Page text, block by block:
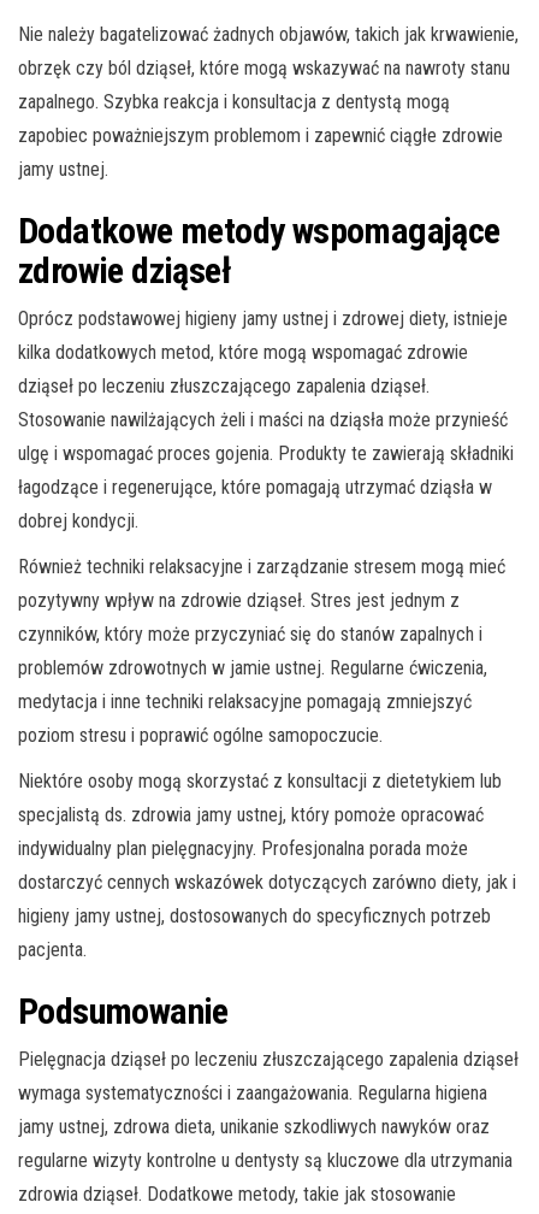
Nie należy bagatelizować żadnych objawów, takich jak krwawienie,
obrzęk czy ból dziąseł, które mogą wskazywać na nawroty stanu
zapalnego. Szybka reakcja i konsultacja z dentystą mogą
zapobiec poważniejszym problemom i zapewnić ciągłe zdrowie
jamy ustnej.
Dodatkowe metody wspomagające
zdrowie dziąseł
Oprócz podstawowej higieny jamy ustnej i zdrowej diety, istnieje
kilka dodatkowych metod, które mogą wspomagać zdrowie
dziąseł po leczeniu złuszczającego zapalenia dziąseł.
Stosowanie nawilżających żeli i maści na dziąsła może przynieść
ulgę i wspomagać proces gojenia. Produkty te zawierają składniki
łagodzące i regenerujące, które pomagają utrzymać dziąsła w
dobrej kondycji.
Również techniki relaksacyjne i zarządzanie stresem mogą mieć
pozytywny wpływ na zdrowie dziąseł. Stres jest jednym z
czynników, który może przyczyniać się do stanów zapalnych i
problemów zdrowotnych w jamie ustnej. Regularne ćwiczenia,
medytacja i inne techniki relaksacyjne pomagają zmniejszyć
poziom stresu i poprawić ogólne samopoczucie.
Niektóre osoby mogą skorzystać z konsultacji z dietetykiem lub
specjalistą ds. zdrowia jamy ustnej, który pomoże opracować
indywidualny plan pielęgnacyjny. Profesjonalna porada może
dostarczyć cennych wskazówek dotyczących zarówno diety, jak i
higieny jamy ustnej, dostosowanych do specyficznych potrzeb
pacjenta.
Podsumowanie
Pielęgnacja dziąseł po leczeniu złuszczającego zapalenia dziąseł
wymaga systematyczności i zaangażowania. Regularna higiena
jamy ustnej, zdrowa dieta, unikanie szkodliwych nawyków oraz
regularne wizyty kontrolne u dentysty są kluczowe dla utrzymania
zdrowia dziąseł. Dodatkowe metody, takie jak stosowanie